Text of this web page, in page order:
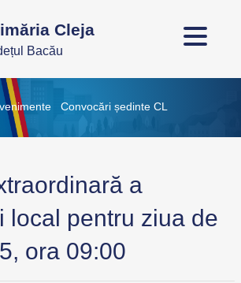
Cleja
Bacău
Convocări ședinte CL
a
local pentru ziua de
ora 09:00